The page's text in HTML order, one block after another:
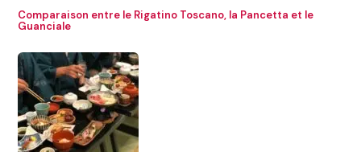
Comparaison entre le Rigatino Toscano, la Pancetta et le
Guanciale